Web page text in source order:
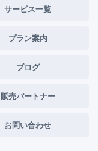
サービス一覧
プラン案内
ブログ
販売パートナー
お問い合わせ